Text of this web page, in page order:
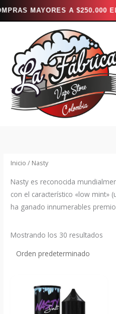
$250.000 EL ENVIO ES
contenido
Inicio / Nasty
Nasty es reconocida
con el característico «low mint»
ha ganado innumerables
Mostrando los 30 resultados